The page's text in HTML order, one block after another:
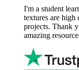
I'm a student
textures are
projects. Thank
amazing